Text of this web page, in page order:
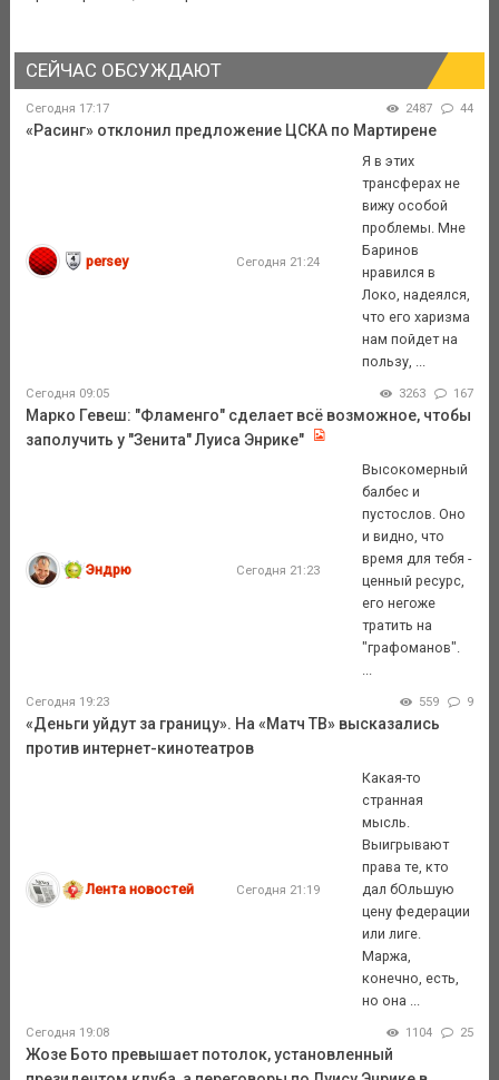
СЕЙЧАС ОБСУЖДАЮТ
Сегодня 17:17 2487 44
«Расинг» отклонил предложение ЦСКА по Мартирене
persey Сегодня 21:24
Я в этих
трансферах не
вижу особой
проблемы. Мне
Баринов
нравился в
Локо, надеялся,
что его харизма
нам пойдет на
пользу, ...
Сегодня 09:05 3263 167
Марко Гевеш: "Фламенго" сделает всё возможное, чтобы
заполучить у "Зенита" Луиса Энрике"
Эндрю Сегодня 21:23
Высокомерный
балбес и
пустослов. Оно
и видно, что
время для тебя -
ценный ресурс,
его негоже
тратить на
"графоманов".
Сегодня 19:23 559 9
«Деньги уйдут за границу». На «Матч ТВ» высказались
против интернет-кинотеатров
Лента новостей Сегодня 21:19
Какая-то
странная
мысль.
Выигрывают
права те, кто
дал бОльшую
цену федерации
или лиге.
Маржа,
конечно, есть,
но она ...
Сегодня 19:08 1104 25
Жозе Бото превышает потолок, установленный